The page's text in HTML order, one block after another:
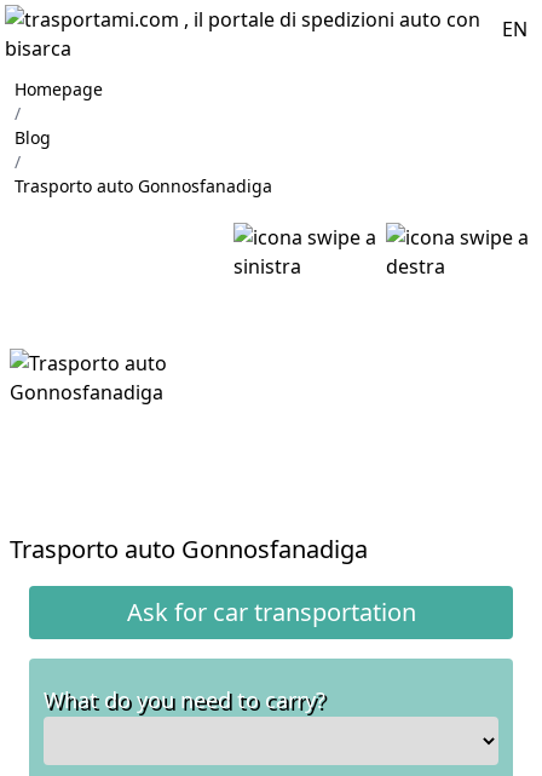
EN
Homepage
/
Blog
/
Trasporto auto Gonnosfanadiga
Trasporto auto Gonnosfanadiga
Ask for car transportation
What do you need to carry?